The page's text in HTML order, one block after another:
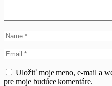
Uložiť moje meno, e-mail a
pre moje budúce komentáre.